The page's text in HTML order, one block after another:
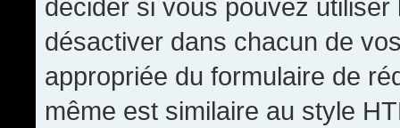
décider si vous pouvez
désactiver dans chacun de
appropriée du formulaire de
même est similaire au style